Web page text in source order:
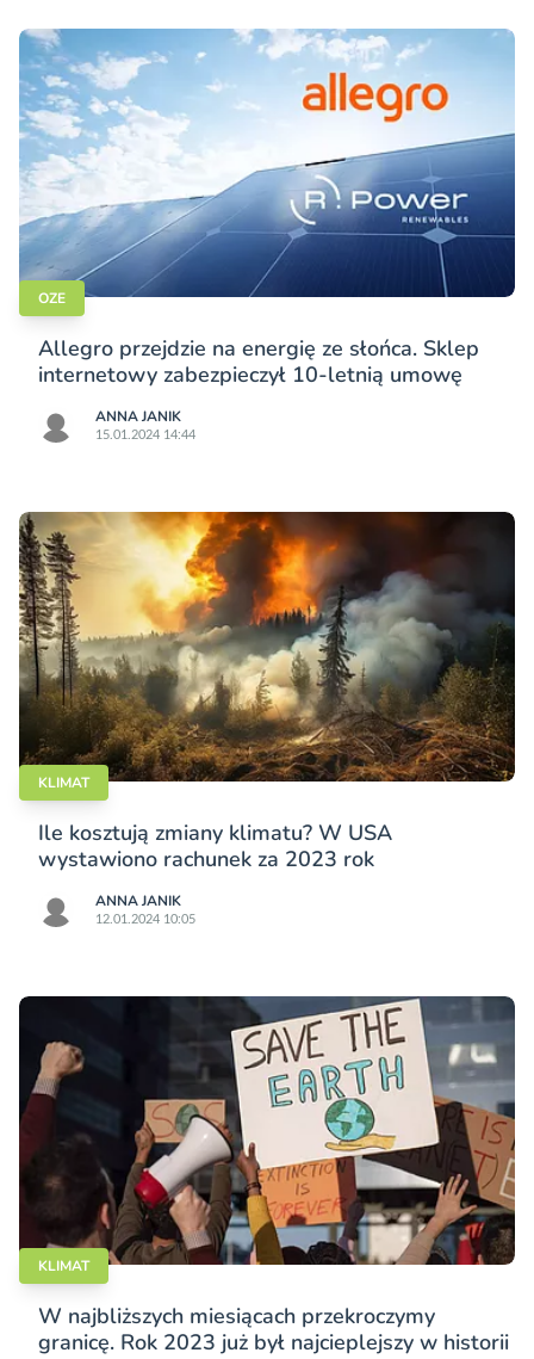
OZE
Allegro przejdzie na energię ze słońca. Sklep
internetowy zabezpieczył 10-letnią umowę
ANNA JANIK
15.01.2024 14:44
KLIMAT
Ile kosztują zmiany klimatu? W USA
wystawiono rachunek za 2023 rok
ANNA JANIK
12.01.2024 10:05
KLIMAT
W najbliższych miesiącach przekroczymy
granicę. Rok 2023 już był najcieplejszy w historii